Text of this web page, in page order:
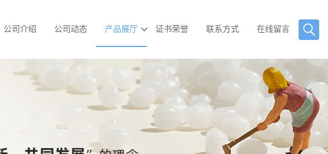
公司介绍 公司动态 产品展厅 证书荣誉 联系方式 在线留言